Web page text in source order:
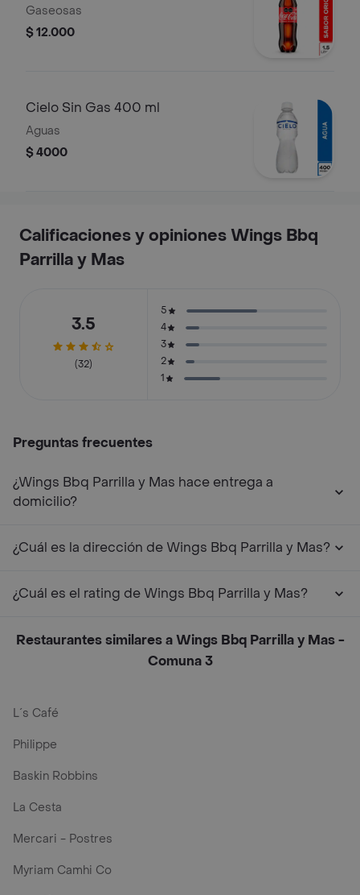
Gaseosas
$ 12.000
Cielo Sin Gas 400 ml
Aguas
$ 4000
Calificaciones y opiniones Wings Bbq
Parrilla y Mas
3.5
(32)
5
4
3
2
1
Preguntas frecuentes
¿Wings Bbq Parrilla y Mas hace entrega a
domicilio?
¿Cuál es la dirección de Wings Bbq Parrilla y Mas?
¿Cuál es el rating de Wings Bbq Parrilla y Mas?
Restaurantes similares a Wings Bbq Parrilla y Mas -
Comuna 3
L´s Café
Philippe
Baskin Robbins
La Cesta
Mercari - Postres
Myriam Camhi Co